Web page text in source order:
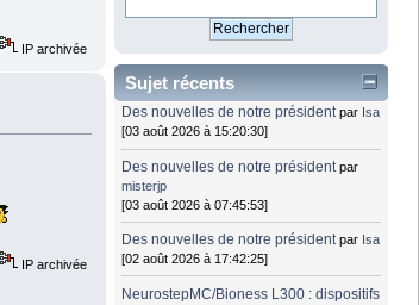
IP archivée
IP archivée
Sujet récents
Des nouvelles de notre président par Isa
[03 août 2026 à 15:20:30]
Des nouvelles de notre président par
misterjp
[03 août 2026 à 07:45:53]
Des nouvelles de notre président par Isa
[02 août 2026 à 17:42:25]
NeurostepMC/Bioness L300 : dispositifs